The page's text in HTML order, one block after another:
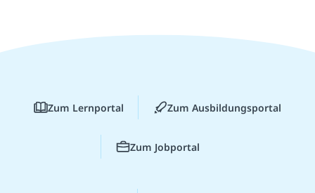
Zum Lernportal Zum Ausbildungsportal
Zum Jobportal